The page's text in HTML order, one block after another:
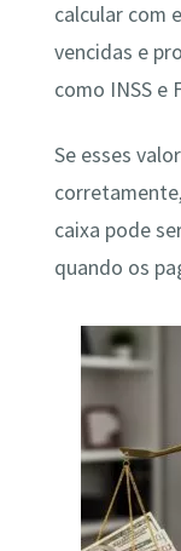
calcular com
vencidas e
como INSS e
Se esses
caixa pode
quando os